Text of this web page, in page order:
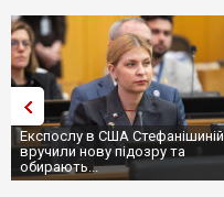
Експослу в США Стефанішиній
вручили нову підозру та
обирають...